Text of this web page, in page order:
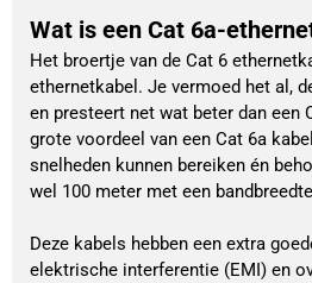
Wat is een Cat 6a-
Het broertje van de Cat 6
ethernetkabel. Je vermoed het al,
en presteert net wat beter dan een
grote voordeel van een Cat 6a
snelheden kunnen bereiken én
wel 100 meter met een
Deze kabels hebben een extra
elektrische interferentie (EMI) en